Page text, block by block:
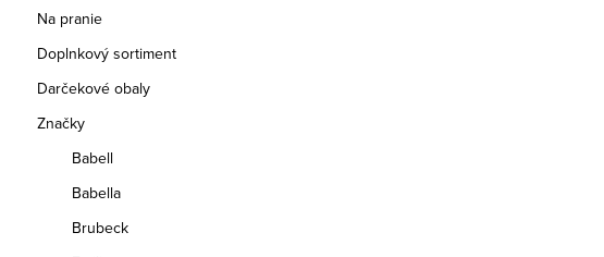
Na pranie
Doplnkový sortiment
Darčekové obaly
Značky
Babell
Babella
Brubeck